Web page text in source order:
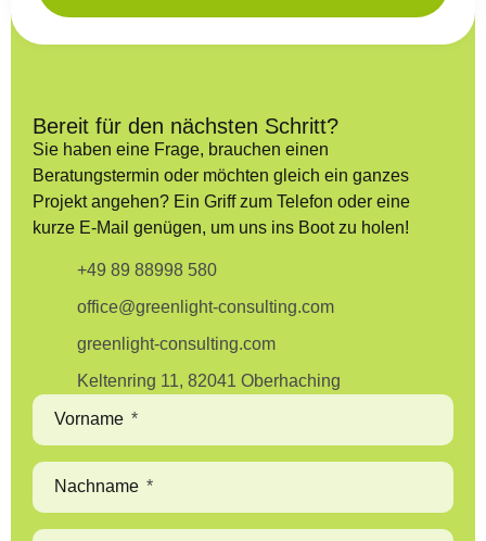
Bereit für den nächsten Schritt?
Sie haben eine Frage, brauchen einen
Beratungstermin oder möchten gleich ein ganzes
Projekt angehen? Ein Griff zum Telefon oder eine
kurze E-Mail genügen, um uns ins Boot zu holen!
+49 89 88998 580
office@greenlight-consulting.com
greenlight-consulting.com
Keltenring 11, 82041 Oberhaching
Vorname
Nachname